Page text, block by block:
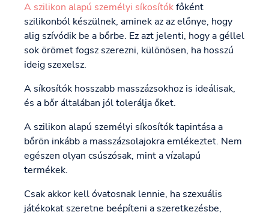
A szilikon alapú személyi síkosítókfőként
szilikonból készülnek, aminek az az előnye, hogy
alig szívódik be a bőrbe. Ez azt jelenti, hogy a géllel
sok örömet fogsz szerezni, különösen, ha hosszú
ideig szexelsz.
A síkosítók hosszabb masszázsokhoz is ideálisak,
és a bőr általában jól tolerálja őket.
A szilikon alapú személyi síkosítók tapintása a
bőrön inkább a masszázsolajokra emlékeztet. Nem
egészen olyan csúszósak, mint a vízalapú
termékek.
Csak akkor kell óvatosnak lennie, ha szexuális
játékokat szeretne beépíteni a szeretkezésbe,